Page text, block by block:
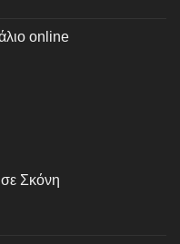
online
Σκόνη